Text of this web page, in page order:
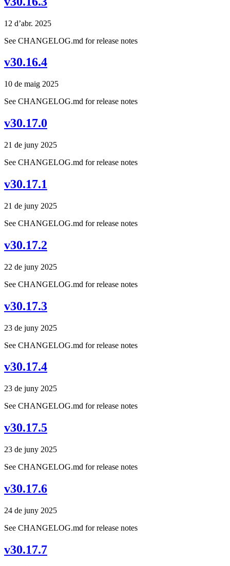
12 d’abr. 2025
See CHANGELOG.md for release notes
v30.16.4
10 de maig 2025
See CHANGELOG.md for release notes
v30.17.0
21 de juny 2025
See CHANGELOG.md for release notes
v30.17.1
21 de juny 2025
See CHANGELOG.md for release notes
v30.17.2
22 de juny 2025
See CHANGELOG.md for release notes
v30.17.3
23 de juny 2025
See CHANGELOG.md for release notes
v30.17.4
23 de juny 2025
See CHANGELOG.md for release notes
v30.17.5
23 de juny 2025
See CHANGELOG.md for release notes
v30.17.6
24 de juny 2025
See CHANGELOG.md for release notes
v30.17.7